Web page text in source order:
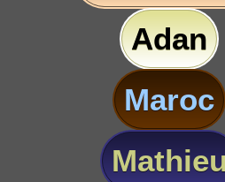
Adan
Maroc